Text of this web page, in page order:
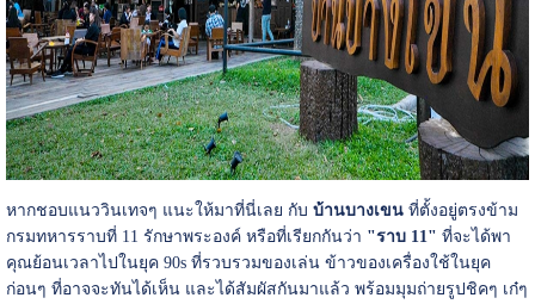
หากชอบแนววินเทจๆ แนะให้มาที่นี่เลย กับ บ้านบางเขนที่ตั้งอยู่ตรงข้าม
กรมทหารราบที่ 11 รักษาพระองค์ หรือที่เรียกกันว่า "ราบ 11" ที่จะได้พา
คุณย้อนเวลาไปในยุค 90s ที่รวบรวมของเล่น ข้าวของเครื่องใช้ในยุค
ก่อนๆ ที่อาจจะทันได้เห็น และได้สัมผัสกันมาแล้ว พร้อมมุมถ่ายรูปชิคๆ เก๋ๆ